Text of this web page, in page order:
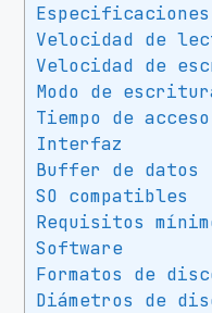
Velocidad de
Velocidad de
Modo de
Tiempo de acceso
Interfaz
Buffer de datos
SO compatibles
Requisitos
Software
Formatos de
Diámetros de